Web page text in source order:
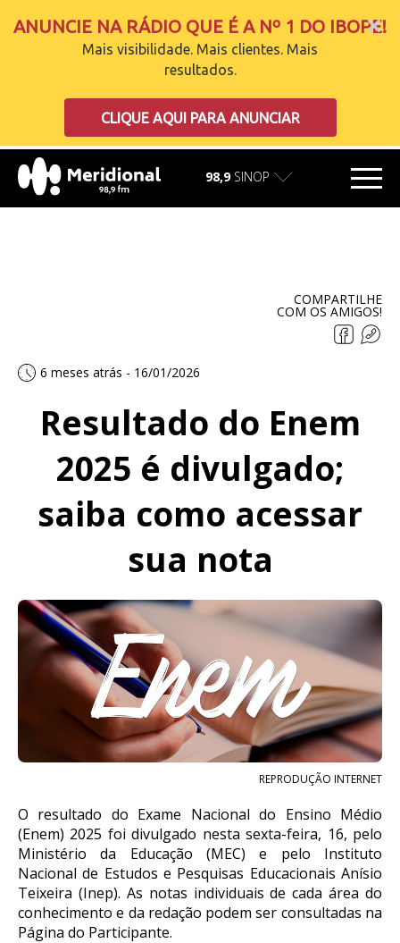
ANUNCIE NA RÁDIO QUE É A Nº 1 DO IBOPE!
Mais visibilidade. Mais clientes. Mais
resultados.
CLIQUE AQUI PARA ANUNCIAR
98,9 SINOP
COMPARTILHE
COM OS AMIGOS!
6 meses atrás - 16/01/2026
Resultado do Enem
2025 é divulgado;
saiba como acessar
sua nota
REPRODUÇÃO INTERNET
O resultado do Exame Nacional do Ensino Médio
(Enem) 2025 foi divulgado nesta sexta-feira, 16, pelo
Ministério da Educação (MEC) e pelo Instituto
Nacional de Estudos e Pesquisas Educacionais Anísio
Teixeira (Inep). As notas individuais de cada área do
conhecimento e da redação podem ser consultadas na
Página do Participante.